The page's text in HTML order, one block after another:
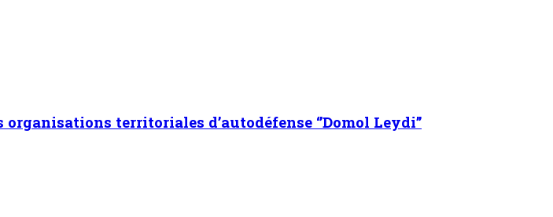
territoriales d’autodéfense ‘’Domol Leydi’’